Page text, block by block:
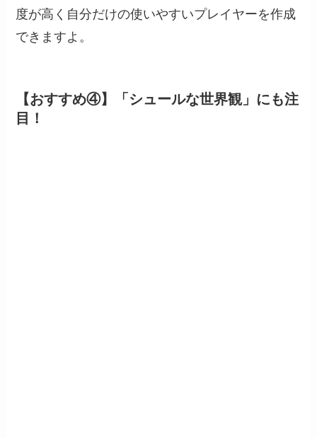
度が高く自分だけの使いやすいプレイヤーを作成
できますよ。
【おすすめ④】「シュールな世界観」にも注
目！